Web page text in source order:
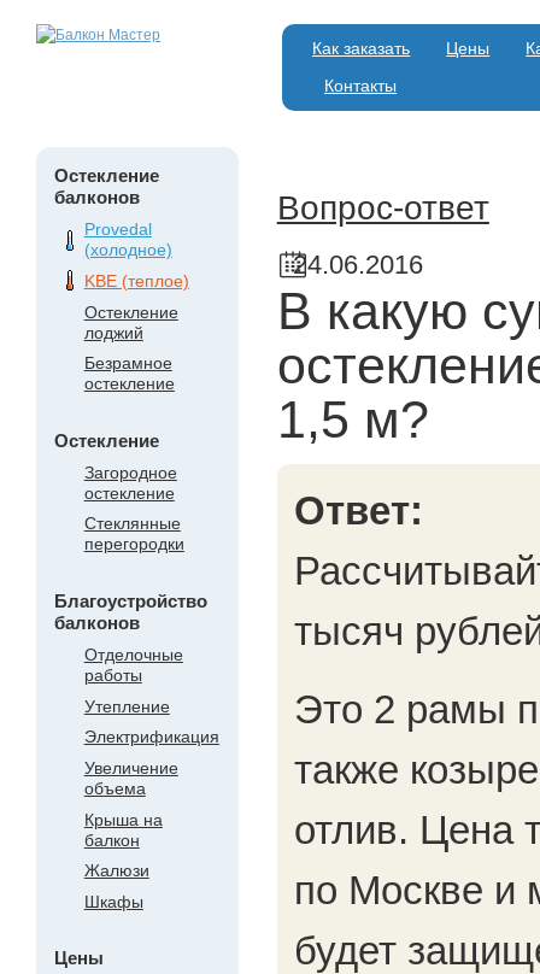
Как заказать Цены
Контакты
Остекление
балконов
Provedal
(холодное)
KBE (теплое)
Остекление
лоджий
Безрамное
остекление
Остекление
Загородное
остекление
Стеклянные
перегородки
Благоустройство
балконов
Отделочные
работы
Утепление
Электрификация
Увеличение
объема
Крыша на
балкон
Жалюзи
Шкафы
Цены
Вопрос-ответ
24.06.2016
В какую
1,5 м?
Ответ:
тысяч
Это 2 рамы
также
отлив. Цена
по Москве и
будет